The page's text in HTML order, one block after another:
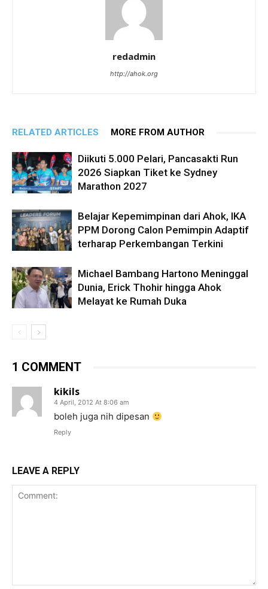
redadmin
http://ahok.org
RELATED ARTICLES MORE FROM AUTHOR
Diikuti 5.000 Pelari, Pancasakti Run
2026 Siapkan Tiket ke Sydney
Marathon 2027
Belajar Kepemimpinan dari Ahok, IKA
PPM Dorong Calon Pemimpin Adaptif
terharap Perkembangan Terkini
Michael Bambang Hartono Meninggal
Dunia, Erick Thohir hingga Ahok
Melayat ke Rumah Duka
1 COMMENT
kikils
4 April, 2012 At 8:06 am
boleh juga nih dipesan
Reply
LEAVE A REPLY